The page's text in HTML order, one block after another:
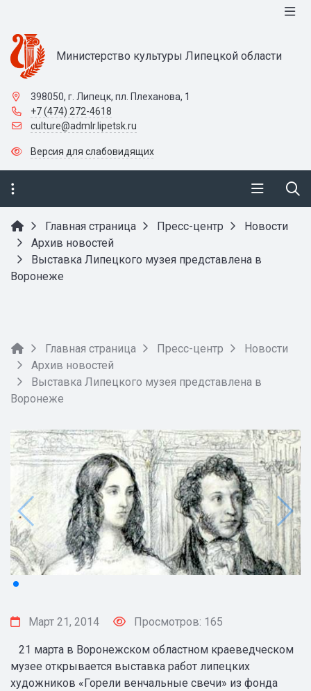
Министерство культуры Липецкой области
398050, г. Липецк, пл. Плеханова, 1
+7 (474) 272-4618
culture@admlr.lipetsk.ru
Версия для слабовидящих
Главная страница Пресс-центр
Новости
Архив новостей
Выставка Липецкого музея представлена в
Воронеже
Главная страница Пресс-центр
Новости
Архив новостей
Выставка Липецкого музея представлена в
Воронеже
Март 21, 2014 Просмотров: 165
21 марта в Воронежском областном краеведческом
музее открывается выставка работ липецких
художников «Горели венчальные свечи» из фонда